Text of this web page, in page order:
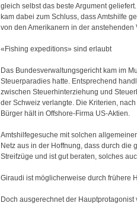
gleich selbst das beste Argument
kam dabei zum Schluss, dass Amtshilfe
von den Amerikanern in der
«Fishing expeditions» sind erlaubt
Das Bundesverwaltungsgericht kam im
Steuerparadies hatte. Entsprechend
zwischen Steuerhinterziehung und
der Schweiz verlangte. Die Kriterien,
Bürger hält in Offshore-Firma US-Aktien.
Amtshilfegesuche mit solchen
Netz aus in der Hoffnung, dass durch
Streifzüge und ist gut beraten, solches
Giraudi ist möglicherweise durch frühere
Doch ausgerechnet der